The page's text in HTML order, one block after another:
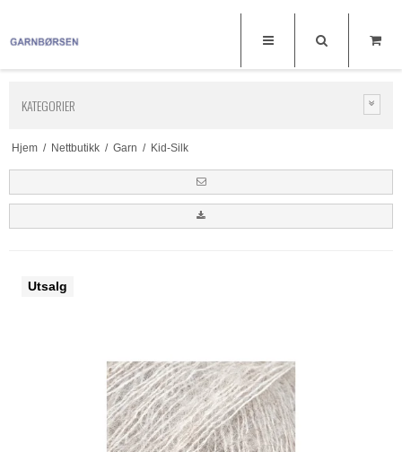
KATEGORIER
Hjem / Nettbutikk / Garn / Kid-Silk
Utsalg